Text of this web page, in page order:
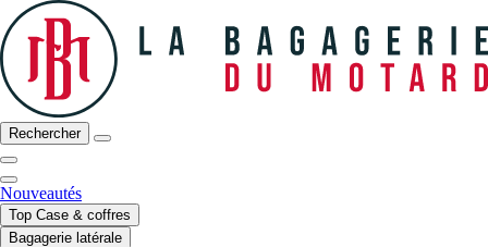
Rechercher
Nouveautés
Top Case & coffres
Bagagerie latérale